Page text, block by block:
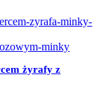
żyrafy z